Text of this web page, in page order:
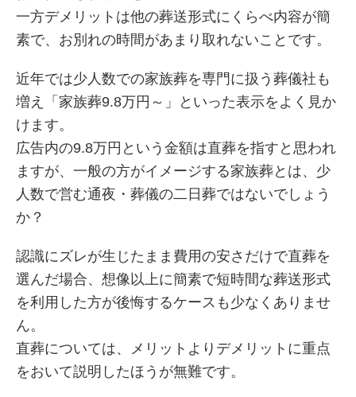
一方デメリットは他の葬送形式にくらべ内容が簡
素で、お別れの時間があまり取れないことです。
近年では少人数での家族葬を専門に扱う葬儀社も
増え「家族葬9.8万円～」といった表示をよく見か
けます。
広告内の9.8万円という金額は直葬を指すと思われ
ますが、一般の方がイメージする家族葬とは、少
人数で営む通夜・葬儀の二日葬ではないでしょう
か？
認識にズレが生じたまま費用の安さだけで直葬を
選んだ場合、想像以上に簡素で短時間な葬送形式
を利用した方が後悔するケースも少なくありませ
ん。
直葬については、メリットよりデメリットに重点
をおいて説明したほうが無難です。